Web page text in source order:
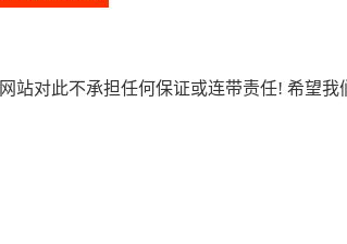
站对此不承担任何保证或连带责任! 希望我